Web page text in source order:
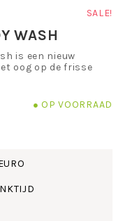
SALE!
WASH
is een nieuw
oog op de frisse
OP VOORRAAD